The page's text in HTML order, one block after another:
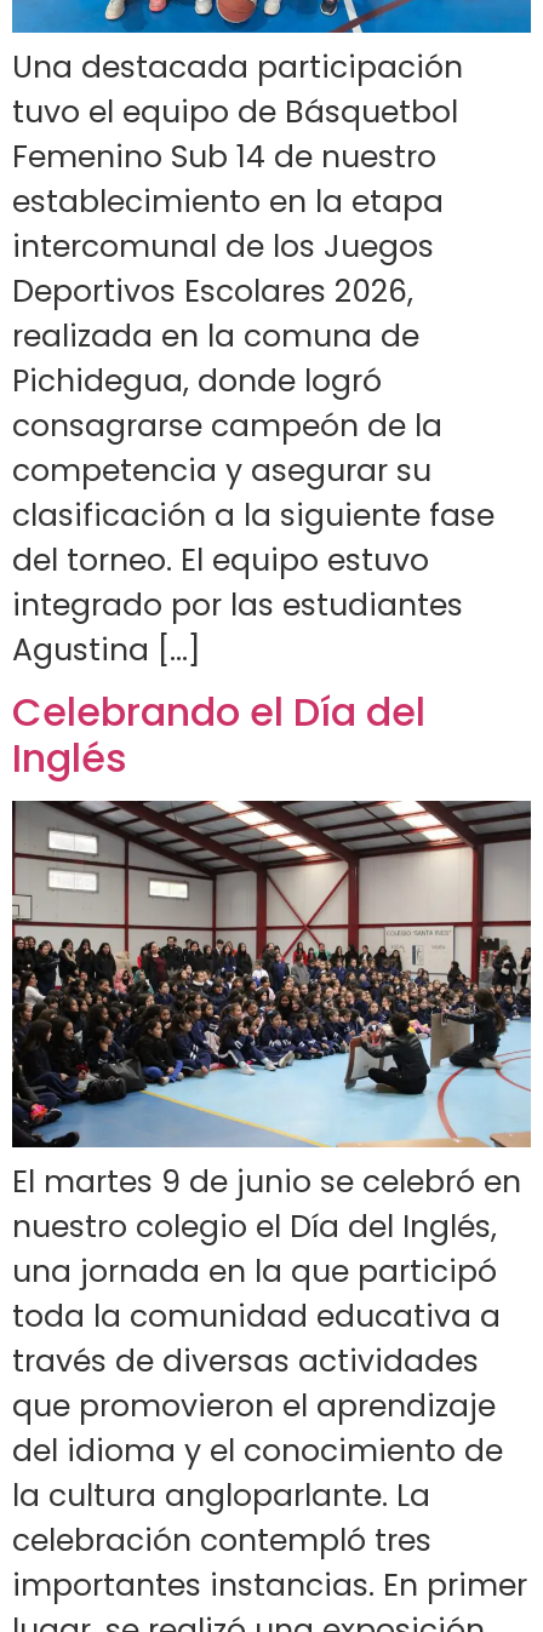
Una destacada participación
tuvo el equipo de Básquetbol
Femenino Sub 14 de nuestro
establecimiento en la etapa
intercomunal de los Juegos
Deportivos Escolares 2026,
realizada en la comuna de
Pichidegua, donde logró
consagrarse campeón de la
competencia y asegurar su
clasificación a la siguiente fase
del torneo. El equipo estuvo
integrado por las estudiantes
Agustina […]
Celebrando el Día del
Inglés
El martes 9 de junio se celebró en
nuestro colegio el Día del Inglés,
una jornada en la que participó
toda la comunidad educativa a
través de diversas actividades
que promovieron el aprendizaje
del idioma y el conocimiento de
la cultura angloparlante. La
celebración contempló tres
importantes instancias. En primer